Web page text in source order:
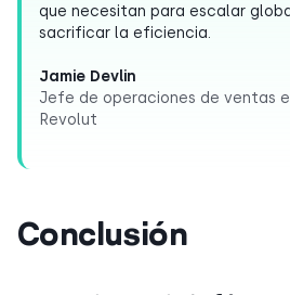
que necesitan para escalar
sacrificar la eficiencia.
Jamie Devlin
Jefe de operaciones de ventas
Revolut
Conclusión